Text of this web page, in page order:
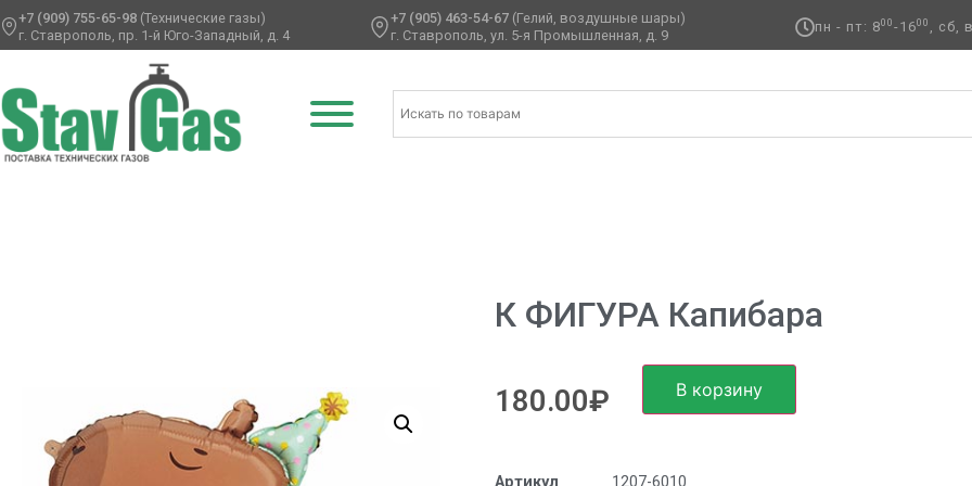
+7 (909) 755-65-98 (Технические газы)
г. Ставрополь, пр. 1-й Юго-Западный, д. 4
+7 (905) 463-54-67 (Гелий, воздушные шары)
г. Ставрополь, ул. 5-я Промышленная, д. 9 ​
пн - пт: 800-1600 , сб,
К ФИГУРА Капибара
180.00₽ В корзину
Артикул
1207-6010